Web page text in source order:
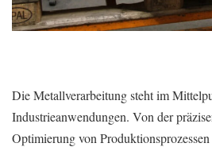
Die Metallverarbeitung steht im
Industrieanwendungen. Von der
Optimierung von